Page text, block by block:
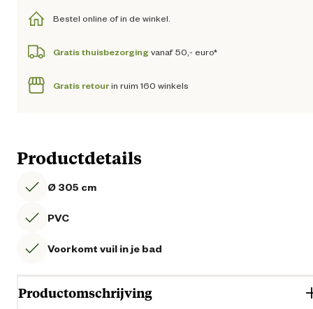
Bestel online of in de winkel.
Gratis thuisbezorging vanaf 50,- euro*
Gratis retourin ruim 160 winkels
Productdetails
Ø 305 cm
PVC
Voorkomt vuil in je bad
Productomschrijving